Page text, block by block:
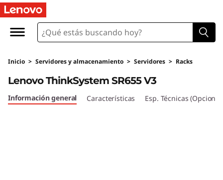
Inicio > Servidores y almacenamiento > Servidores > Racks
Lenovo ThinkSystem SR655 V3
Información general Características Esp. Técnicas